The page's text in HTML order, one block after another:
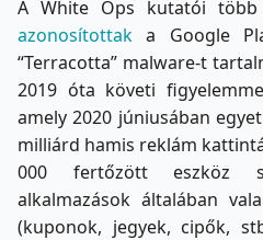
A White Ops kutatói
azonosítottak a Google
“Terracotta” malware-t
2019 óta követi
amely 2020 júniusában
milliárd hamis reklám
000 fertőzött eszköz
alkalmazások általában
(kuponok, jegyek, cipők,